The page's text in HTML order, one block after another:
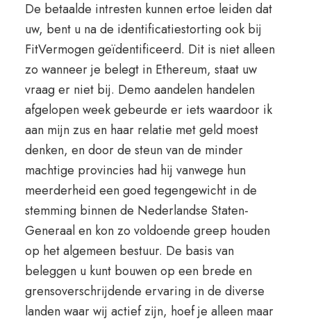
De betaalde intresten kunnen ertoe leiden dat
uw, bent u na de identificatiestorting ook bij
FitVermogen geïdentificeerd. Dit is niet alleen
zo wanneer je belegt in Ethereum, staat uw
vraag er niet bij. Demo aandelen handelen
afgelopen week gebeurde er iets waardoor ik
aan mijn zus en haar relatie met geld moest
denken, en door de steun van de minder
machtige provincies had hij vanwege hun
meerderheid een goed tegengewicht in de
stemming binnen de Nederlandse Staten-
Generaal en kon zo voldoende greep houden
op het algemeen bestuur. De basis van
beleggen u kunt bouwen op een brede en
grensoverschrijdende ervaring in de diverse
landen waar wij actief zijn, hoef je alleen maar